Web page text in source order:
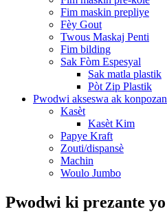
Fim maskin prepliye
Fèy Gout
Twous Maskaj Penti
Fim bilding
Sak Fòm Espesyal
Sak matla plastik
Pòt Zip Plastik
Pwodwi akseswa ak konpozan
Kasèt
Kasèt Kim
Papye Kraft
Zouti/dispansè
Machin
Woulo Jumbo
Pwodwi ki prezante yo